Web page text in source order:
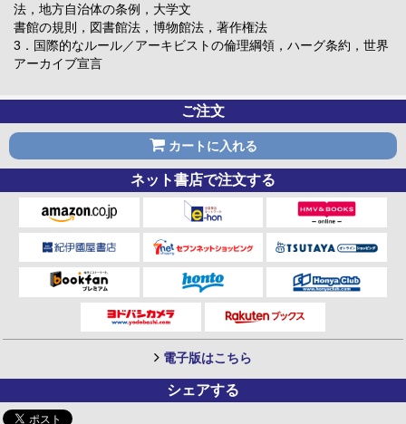
法，地方自治体の条例，大学文
書館の規則，図書館法，博物館法，著作権法
3．国際的なルール／アーキビストの倫理綱領，ハーグ条約，世界
アーカイブ宣言
ご注文
カートに入れる
ネット書店で注文する
電子版はこちら
シェアする